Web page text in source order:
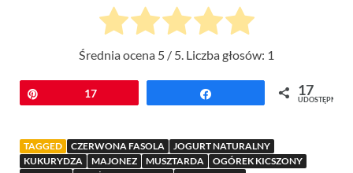
Średnia ocena 5 / 5. Liczba głosów: 1
Przypnij17 17
UDOSTĘPNIEŃ
TAGGED CZERWONA FASOLA
JOGURT NATURALNY
KUKURYDZA
MAJONEZ MUSZTARDA
OGÓREK KICSZONY